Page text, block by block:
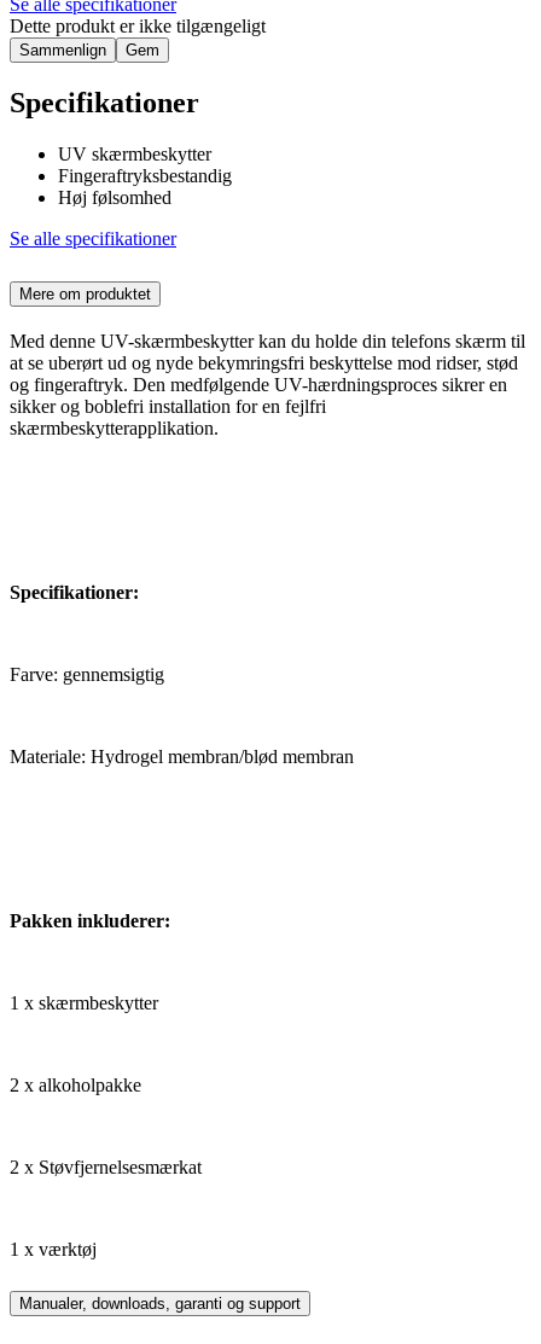
Dette produkt er ikke tilgængeligt
Sammenlign Gem
Specifikationer
UV skærmbeskytter
Fingeraftryksbestandig
Høj følsomhed
Se alle specifikationer
Mere om produktet
Med denne UV-skærmbeskytter kan du holde din telefons skærm til
at se uberørt ud og nyde bekymringsfri beskyttelse mod ridser, stød
og fingeraftryk. Den medfølgende UV-hærdningsproces sikrer en
sikker og boblefri installation for en fejlfri
skærmbeskytterapplikation.
Specifikationer:
Farve: gennemsigtig
Materiale: Hydrogel membran/blød membran
Pakken inkluderer:
1 x skærmbeskytter
2 x alkoholpakke
2 x Støvfjernelsesmærkat
1 x værktøj
Manualer, downloads, garanti og support